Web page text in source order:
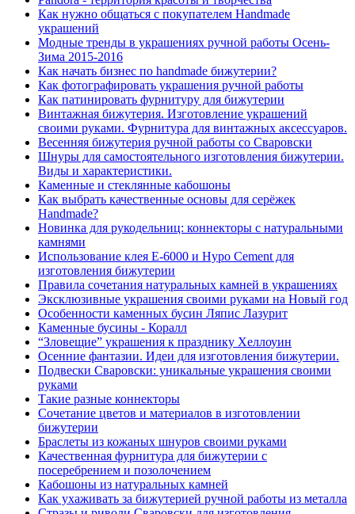
Как нужно общаться с покупателем Handmade
украшений
Модные тренды в украшениях ручной работы Осень-
Зима 2015-2016
Как начать бизнес по handmade бижутерии?
Как фотографировать украшения ручной работы
Как патинировать фурнитуру для бижутерии
Винтажная бижутерия. Изготовление украшений
своими руками. Фурнитура для винтажных аксессуаров.
Весенняя бижутерия ручной работы со Сваровски
Шнуры для самостоятельного изготовления бижутерии.
Виды и характеристики.
Каменные и стеклянные кабошоны
Как выбрать качественные основы для серёжек
Handmade?
Новинка для рукодельниц: коннекторы с натуральными
камнями
Использование клея Е-6000 и Hypo Cement для
изготовления бижутерии
Правила сочетания натуральных камней в украшениях
Эксклюзивные украшения своими руками на Новый год
Особенности каменных бусин Ляпис Лазурит
Каменные бусины - Коралл
“Зловещие” украшения к празднику Хеллоуин
Осенние фантазии. Идеи для изготовления бижутерии.
Подвески Сваровски: уникальные украшения своими
руками
Такие разные коннекторы
Cочетание цветов и материалов в изготовлении
бижутерии
Браслеты из кожаных шнуров своими руками
Качественная фурнитура для бижутерии с
посеребрением и позолочением
Кабошоны из натуральных камней
Как ухаживать за бижутерией ручной работы из металла